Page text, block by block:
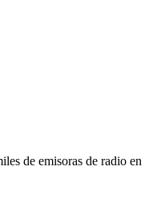
de emisoras de radio